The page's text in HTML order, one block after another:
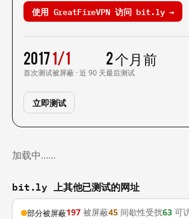
使用 GreatFireVPN 访问 bit.ly →
2017
首次测试
1/1
被屏蔽 · 近 90 天
2 个月前
最后测试
立即测试
加载中……
bit.ly 上其他已测试的网址
部分被屏蔽197 被屏蔽45 间歇性受扰63 可